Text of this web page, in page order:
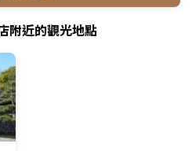
附近的觀光地點